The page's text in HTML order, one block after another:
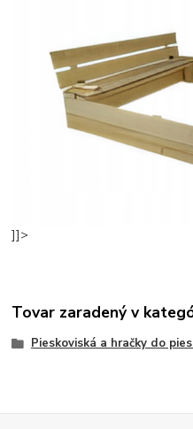
]]>
Tovar zaradený v
Pieskoviská a hračky do